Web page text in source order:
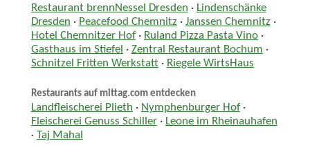
Restaurant brennNessel Dresden · Lindenschänke
Dresden · Peacefood Chemnitz· Janssen Chemnitz·
Hotel Chemnitzer Hof· Ruland Pizza Pasta Vino·
Gasthaus im Stiefel · Zentral Restaurant Bochum ·
Schnitzel Fritten Werkstatt· Riegele WirtsHaus
Restaurants auf mittag.com entdecken
Landfleischerei Plieth · Nymphenburger Hof·
Fleischerei Genuss Schiller· Leone im Rheinauhafen
· Taj Mahal